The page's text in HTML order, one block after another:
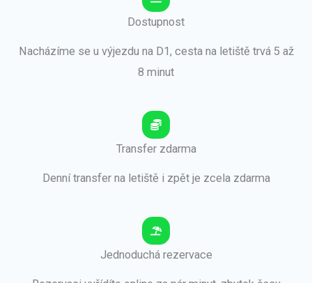
Dostupnost
Nacházíme se u výjezdu na D1, cesta na letiště trvá 5 až
8 minut
Transfer zdarma
Denní transfer na letiště i zpět je zcela zdarma
Jednoduchá rezervace